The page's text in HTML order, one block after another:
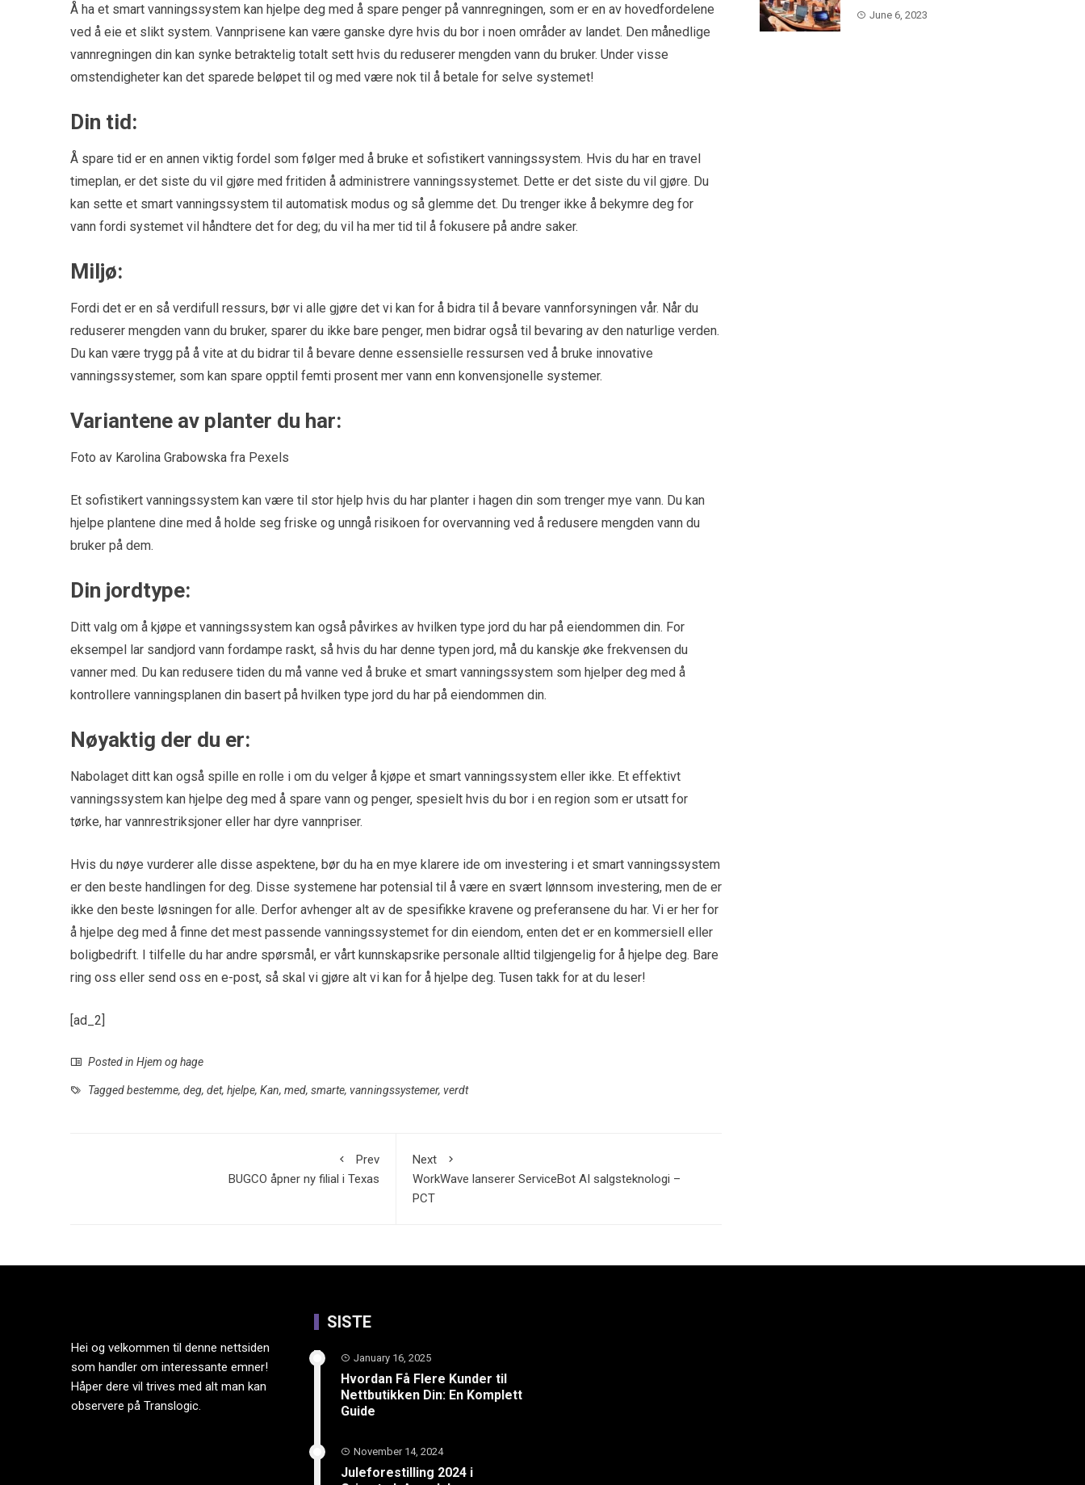
Å ha et smart vanningssystem kan hjelpe deg med å spare penger på vannregningen, som er en av hovedfordelene
ved å eie et slikt system. Vannprisene kan være ganske dyre hvis du bor i noen områder av landet. Den månedlige
vannregningen din kan synke betraktelig totalt sett hvis du reduserer mengden vann du bruker. Under visse
omstendigheter kan det sparede beløpet til og med være nok til å betale for selve systemet!
Din tid:
Å spare tid er en annen viktig fordel som følger med å bruke et sofistikert vanningssystem. Hvis du har en travel
timeplan, er det siste du vil gjøre med fritiden å administrere vanningssystemet. Dette er det siste du vil gjøre. Du
kan sette et smart vanningssystem til automatisk modus og så glemme det. Du trenger ikke å bekymre deg for
vann fordi systemet vil håndtere det for deg; du vil ha mer tid til å fokusere på andre saker.
Miljø:
Fordi det er en så verdifull ressurs, bør vi alle gjøre det vi kan for å bidra til å bevare vannforsyningen vår. Når du
reduserer mengden vann du bruker, sparer du ikke bare penger, men bidrar også til bevaring av den naturlige verden.
Du kan være trygg på å vite at du bidrar til å bevare denne essensielle ressursen ved å bruke innovative
vanningssystemer, som kan spare opptil femti prosent mer vann enn konvensjonelle systemer.
Variantene av planter du har:
Foto av Karolina Grabowska fra Pexels
Et sofistikert vanningssystem kan være til stor hjelp hvis du har planter i hagen din som trenger mye vann. Du kan
hjelpe plantene dine med å holde seg friske og unngå risikoen for overvanning ved å redusere mengden vann du
bruker på dem.
Din jordtype:
Ditt valg om å kjøpe et vanningssystem kan også påvirkes av hvilken type jord du har på eiendommen din. For
eksempel lar sandjord vann fordampe raskt, så hvis du har denne typen jord, må du kanskje øke frekvensen du
vanner med. Du kan redusere tiden du må vanne ved å bruke et smart vanningssystem som hjelper deg med å
kontrollere vanningsplanen din basert på hvilken type jord du har på eiendommen din.
Nøyaktig der du er:
Nabolaget ditt kan også spille en rolle i om du velger å kjøpe et smart vanningssystem eller ikke. Et effektivt
vanningssystem kan hjelpe deg med å spare vann og penger, spesielt hvis du bor i en region som er utsatt for
tørke, har vannrestriksjoner eller har dyre vannpriser.
Hvis du nøye vurderer alle disse aspektene, bør du ha en mye klarere ide om investering i et smart vanningssystem
er den beste handlingen for deg. Disse systemene har potensial til å være en svært lønnsom investering, men de er
ikke den beste løsningen for alle. Derfor avhenger alt av de spesifikke kravene og preferansene du har. Vi er her for
å hjelpe deg med å finne det mest passende vanningssystemet for din eiendom, enten det er en kommersiell eller
boligbedrift. I tilfelle du har andre spørsmål, er vårt kunnskapsrike personale alltid tilgjengelig for å hjelpe deg. Bare
ring oss eller send oss ​​en e-post, så skal vi gjøre alt vi kan for å hjelpe deg. Tusen takk for at du leser!
[ad_2]
Posted in Hjem og hage
Taggedbestemme, deg, det, hjelpe, Kan, med, smarte, vanningssystemer, verdt
Prev
BUGCO åpner ny filial i Texas
Next
WorkWave lanserer ServiceBot AI salgsteknologi –
PCT
June 6, 2023
Hei og velkommen til denne nettsiden
som handler om interessante emner!
Håper dere vil trives med alt man kan
observere på Translogic.
SISTE
January 16, 2025
Hvordan Få Flere Kunder til
Nettbutikken Din: En Komplett
Guide
November 14, 2024
Juleforestilling 2024 i